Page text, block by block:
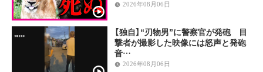
2026年08月06日
【独自】“刃物男”に警察官が発砲 目
撃者が撮影した映像には怒声と発砲
音…
2026年08月06日